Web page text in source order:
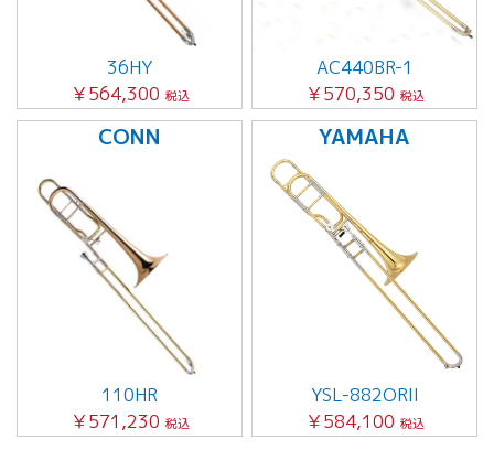
36HY
￥564,300 税込
AC440BR-1
￥570,350 税込
CONN
110HR
￥571,230 税込
YAMAHA
YSL-882ORII
￥584,100 税込